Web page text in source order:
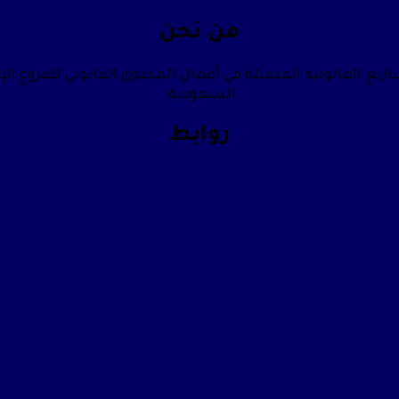
من نحن
القانونية المتمثلة في أعمال المحتوى القانوني للفروع
السعودية.
روابط